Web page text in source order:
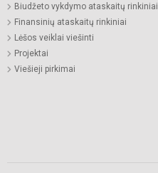
Biudžeto vykdymo ataskaitų rinkiniai
Finansinių ataskaitų rinkiniai
Lėšos veiklai viešinti
Projektai
Viešieji pirkimai